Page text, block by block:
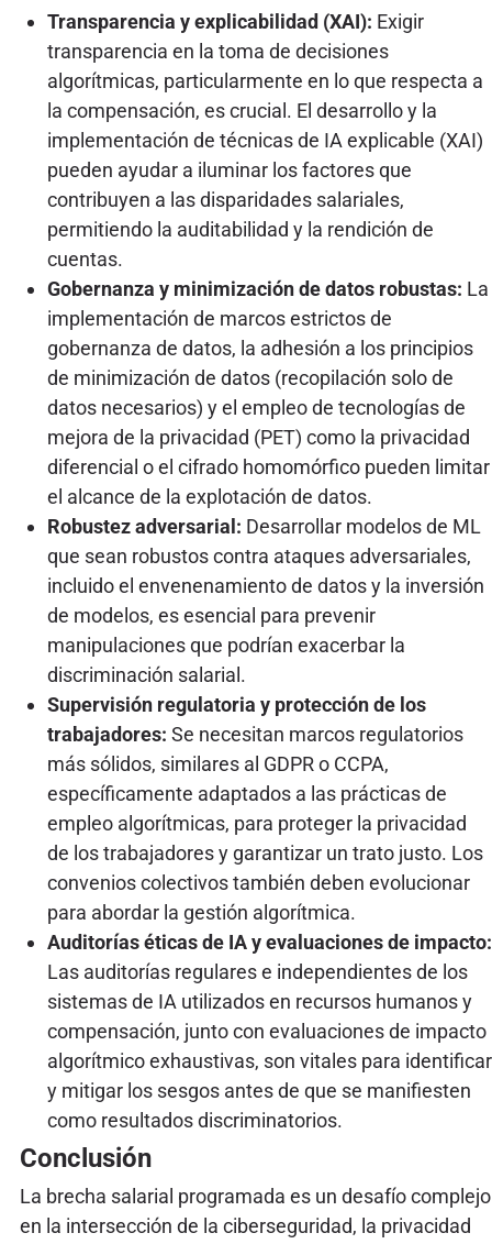
Transparencia y explicabilidad (XAI): Exigir
transparencia en la toma de decisiones
algorítmicas, particularmente en lo que respecta a
la compensación, es crucial. El desarrollo y la
implementación de técnicas de IA explicable (XAI)
pueden ayudar a iluminar los factores que
contribuyen a las disparidades salariales,
permitiendo la auditabilidad y la rendición de
cuentas.
Gobernanza y minimización de datos robustas: La
implementación de marcos estrictos de
gobernanza de datos, la adhesión a los principios
de minimización de datos (recopilación solo de
datos necesarios) y el empleo de tecnologías de
mejora de la privacidad (PET) como la privacidad
diferencial o el cifrado homomórfico pueden limitar
el alcance de la explotación de datos.
Robustez adversarial: Desarrollar modelos de ML
que sean robustos contra ataques adversariales,
incluido el envenenamiento de datos y la inversión
de modelos, es esencial para prevenir
manipulaciones que podrían exacerbar la
discriminación salarial.
Supervisión regulatoria y protección de los
trabajadores: Se necesitan marcos regulatorios
más sólidos, similares al GDPR o CCPA,
específicamente adaptados a las prácticas de
empleo algorítmicas, para proteger la privacidad
de los trabajadores y garantizar un trato justo. Los
convenios colectivos también deben evolucionar
para abordar la gestión algorítmica.
Auditorías éticas de IA y evaluaciones de impacto:
Las auditorías regulares e independientes de los
sistemas de IA utilizados en recursos humanos y
compensación, junto con evaluaciones de impacto
algorítmico exhaustivas, son vitales para identificar
y mitigar los sesgos antes de que se manifiesten
como resultados discriminatorios.
Conclusión
La brecha salarial programada es un desafío complejo
en la intersección de la ciberseguridad, la privacidad